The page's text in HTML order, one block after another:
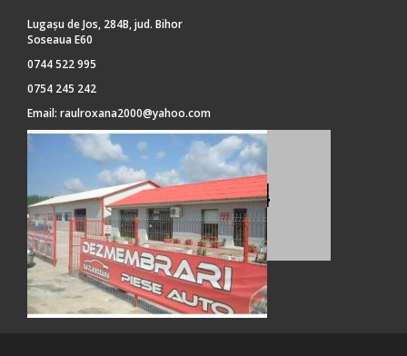
Lugașu de Jos, 284B, jud. Bihor
Soseaua E60
0744 522 995
0754 245 242
Email: raulroxana2000@yahoo.com